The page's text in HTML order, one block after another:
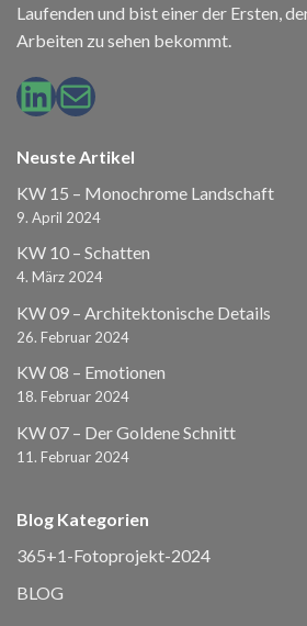
Laufenden und bist einer der Ersten,
Arbeiten zu sehen bekommt.
LinkedIn
E-Mail
Neuste Artikel
KW 15 – Monochrome Landschaft
9. April 2024
KW 10 – Schatten
4. März 2024
KW 09 – Architektonische Details
26. Februar 2024
KW 08 – Emotionen
18. Februar 2024
KW 07 – Der Goldene Schnitt
11. Februar 2024
Blog Kategorien
365+1-Fotoprojekt-2024
BLOG